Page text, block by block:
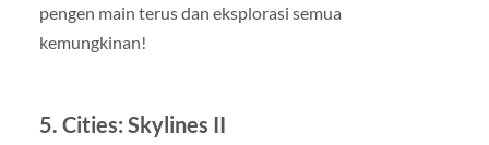
pengen main terus dan eksplorasi semua
kemungkinan!
5. Cities: Skylines II